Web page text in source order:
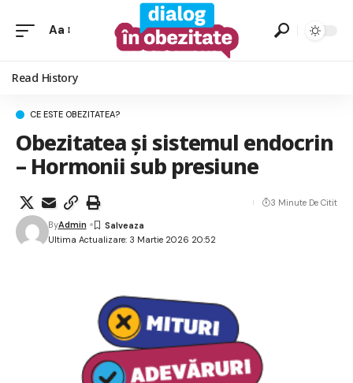
Aa
Read History
CE ESTE OBEZITATEA?
Obezitatea și sistemul endocrin
– Hormonii sub presiune
Ultima Actualizare: 3 Martie 2026 20:52
ByAdmin
3 Minute De Citit